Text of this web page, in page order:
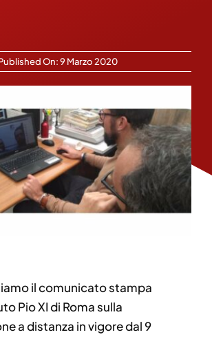
On: 9 Marzo 2020
il comunicato stampa
Pio XI di Roma sulla
a distanza in vigore dal 9